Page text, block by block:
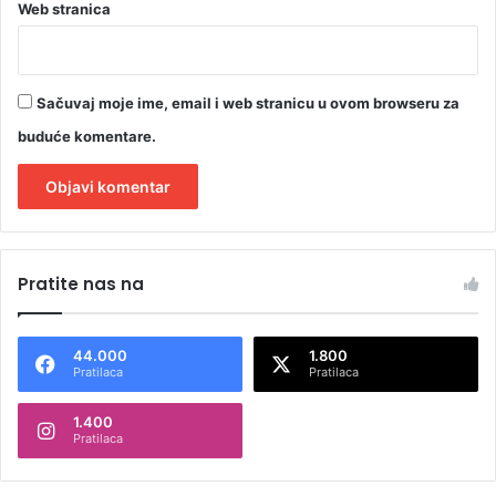
r
t
i
t
Web stranica
Sačuvaj moje ime, email i web stranicu u ovom browseru za
buduće komentare.
t
n
t
Pratite nas na
44.000
Pratilaca
1.800
Pratilaca
1.400
Pratilaca